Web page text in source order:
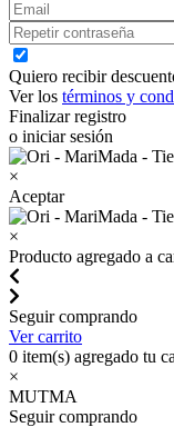
Quiero recibir
Ver los términos y
Finalizar registro
o iniciar sesión
×
Aceptar
×
Producto agregado a
Seguir comprando
Ver carrito
0 item(s) agregado tu
×
MUTMA
Seguir comprando